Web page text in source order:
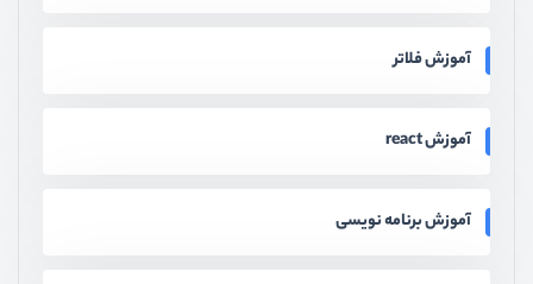
آموزش فلاتر
آموزش react
آموزش برنامه نویسی